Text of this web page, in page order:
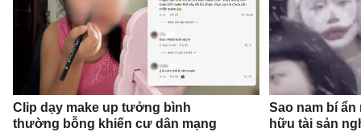
Clip dạy make up tưởng bình
thường bỗng khiến cư dân mạng
Sao nam bí
hữu tài sản